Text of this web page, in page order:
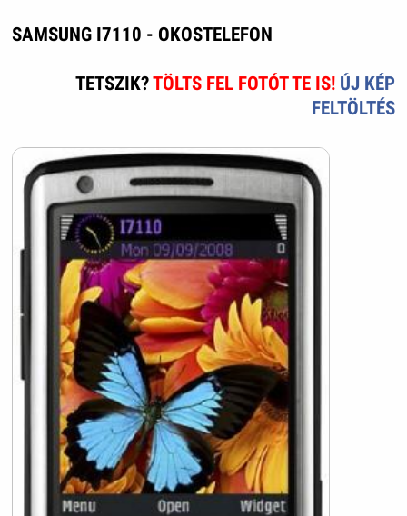
SAMSUNG I7110 - OKOSTELEFON
TETSZIK?TÖLTS FEL FOTÓT TE IS! ÚJ KÉP
FELTÖLTÉS